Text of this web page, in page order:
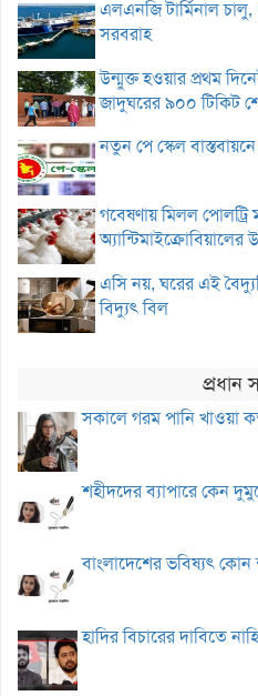
এলএনজি টার্মিনাল চালু,
সরবরাহ
উন্মুক্ত হওয়ার প্রথম
জাদুঘরের ৯০০ টিকিট
নতুন পে স্কেল
গবেষণায় মিলল পোলট্রি
অ্যান্টিমাইক্রোবিয়ালের
এসি নয়, ঘরের এই
বিদ্যুৎ বিল
প্রধান
সকালে গরম পানি খাওয়া
শহীদদের ব্যাপারে কেন
বাংলাদেশের ভবিষ্যৎ
হাদির বিচারের দাবিতে